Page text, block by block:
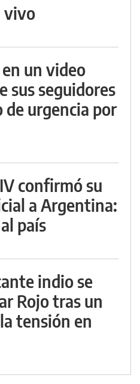
vivo
un video
sus seguidores
de urgencia por
confirmó su
a Argentina:
país
indio se
Rojo tras un
tensión en